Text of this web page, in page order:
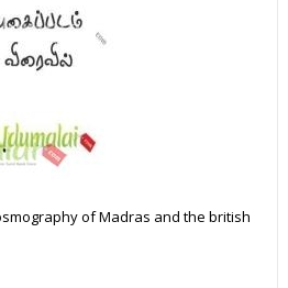
of Madras and the british